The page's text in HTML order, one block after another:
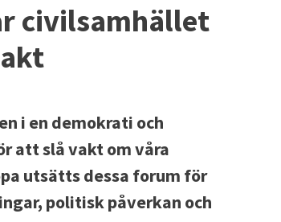
civilsamhället
i en demokrati och
att slå vakt om våra
utsätts dessa forum för
politisk påverkan och